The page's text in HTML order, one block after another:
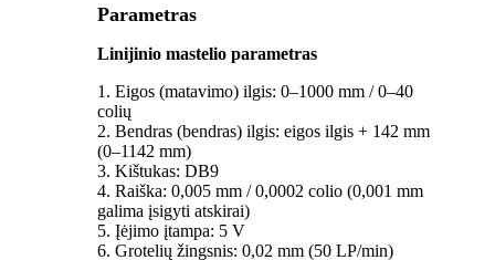
Parametras
Linijinio mastelio parametras
1. Eigos (matavimo) ilgis: 0–1000 mm / 0–40
colių
2. Bendras (bendras) ilgis: eigos ilgis + 142 mm
(0–1142 mm)
3. Kištukas: DB9
4. Raiška: 0,005 mm / 0,0002 colio (0,001 mm
galima įsigyti atskirai)
5. Įėjimo įtampa: 5 V
6. Grotelių žingsnis: 0,02 mm (50 LP/min)